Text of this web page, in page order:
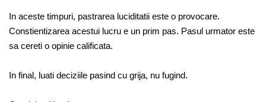
In aceste timpuri, pastrarea luciditatii este o provocare.
Constientizarea acestui lucru e un prim pas. Pasul urmator este
sa cereti o opinie calificata.
In final, luati deciziile pasind cu grija, nu fugind.